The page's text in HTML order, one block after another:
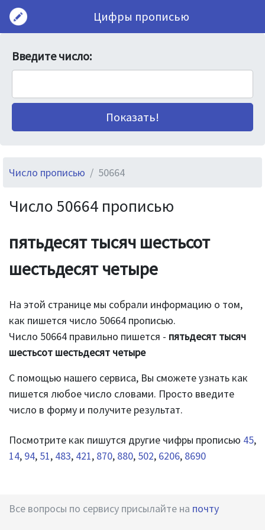
Цифры прописью
Введите число:
Число прописью 50664
Число 50664 прописью
пятьдесят тысяч шестьсот
шестьдесят четыре
На этой странице мы собрали информацию о том,
как пишется число 50664 прописью.
Число 50664 правильно пишется - пятьдесят тысяч
шестьсот шестьдесят четыре
С помощью нашего сервиса, Вы сможете узнать как
пишется любое число словами. Просто введите
число в форму и получите результат.
Посмотрите как пишутся другие чифры прописью 45,
14, 94, 51, 483, 421, 870, 880, 502, 6206, 8690
Все вопросы по сервису присылайте на почту